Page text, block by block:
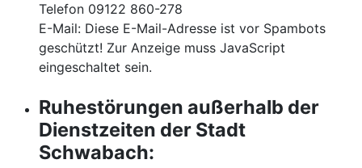
Telefon 09122 860-278
E-Mail: Diese E-Mail-Adresse ist vor Spambots
geschützt! Zur Anzeige muss JavaScript
eingeschaltet sein.
Ruhestörungen außerhalb der
Dienstzeiten der Stadt
Schwabach: